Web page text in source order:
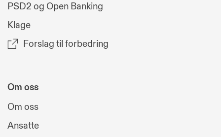
PSD2 og Open Banking
Klage
Forslag til forbedring
Om oss
Om oss
Ansatte